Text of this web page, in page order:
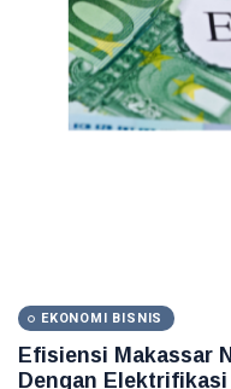
EKONOMI BISNIS
Efisiensi Makassar
Dengan Elektrifikasi